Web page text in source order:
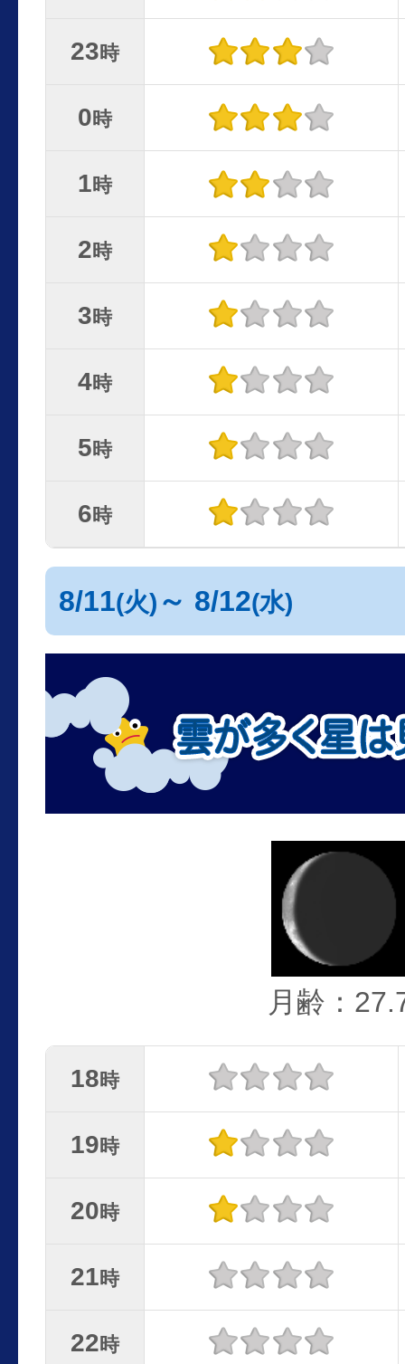
23時
0時
1時
2時
3時
4時
5時
6時
8/11(火) ～ 8/12(水)
月齢：
18時
19時
20時
21時
22時